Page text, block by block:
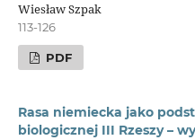
Wiesław Szpak
113-126
PDF
Rasa niemiecka jako
biologicznej III Rzeszy –